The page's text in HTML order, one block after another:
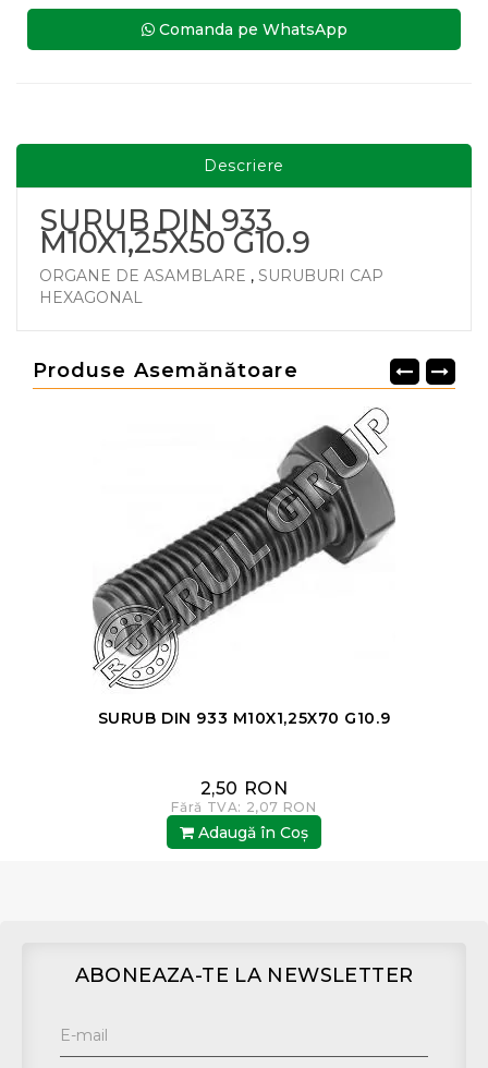
Comanda pe WhatsApp
Descriere
SURUB DIN 933
M10X1,25X50 G10.9
ORGANE DE ASAMBLARE , SURUBURI CAP
HEXAGONAL
Produse Asemănătoare
SURUB DIN 933 M10X1,25X70 G10.9
2,50 RON
Fără TVA: 2,07 RON
Adaugă în Coş
ABONEAZA-TE LA NEWSLETTER